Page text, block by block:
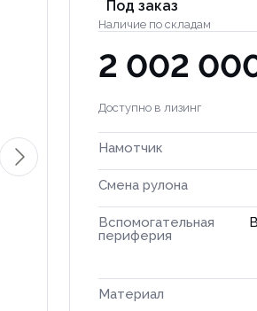
Под заказ
Наличие по складам
2 002
Доступно в лизинг
Намотчик
Смена рулона
Вспомогательная
периферия
Материал